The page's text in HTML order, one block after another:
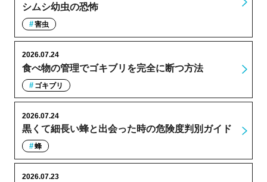
シムシ幼虫の恐怖
害虫
食べ物の管理でゴキブリを完全に断つ方法
2026.07.24
ゴキブリ
黒くて細長い蜂と出会った時の危険度判別ガイド
2026.07.24
蜂
2026.07.23